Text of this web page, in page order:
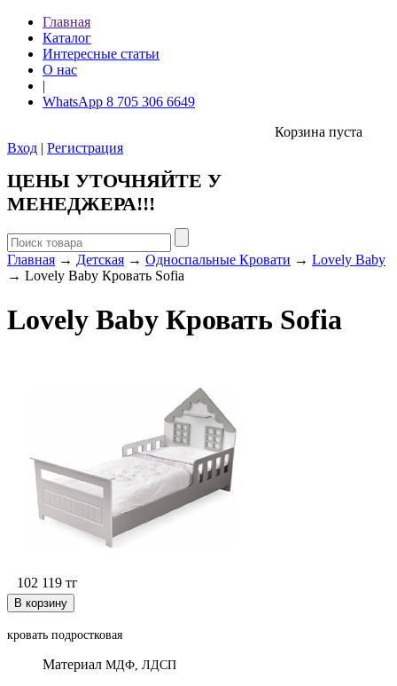
Главная
Каталог
Интересные статьи
О нас
|
WhatsApp 8 705 306 6649
Корзина пуста
Вход | Регистрация
ЦЕНЫ УТОЧНЯЙТЕ У
МЕНЕДЖЕРА!!!
Главная → Детская → Односпальные Кровати → Lovely Baby
→ Lovely Baby Кровать Sofia
Lovely Baby Кровать Sofia
102 119 тг
В корзину
кровать подростковая
Материал МДФ, ЛДСП